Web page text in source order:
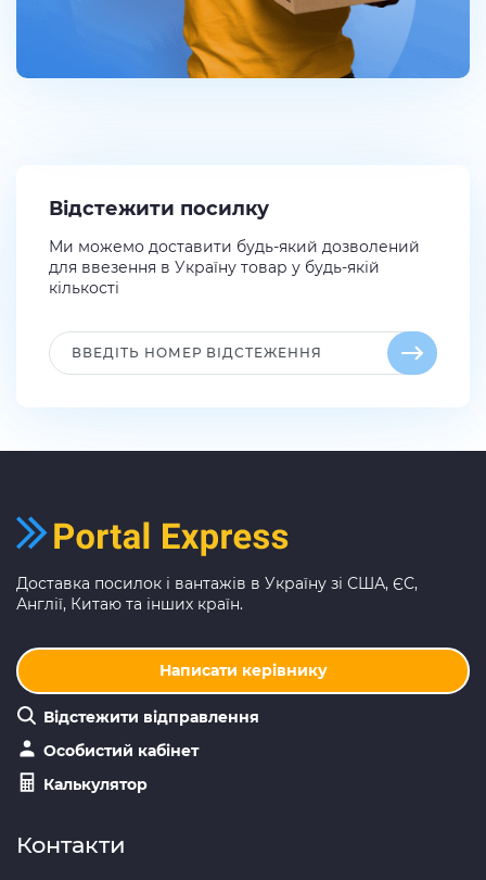
Відстежити посилку
Ми можемо доставити будь-який дозволений
для ввезення в Україну товар у будь-якій
кількості
Доставка посилок і вантажів в Україну зі США, ЄС,
Англії, Китаю та інших країн.
Написати керівнику
Відстежити відправлення
Особистий кабінет
Калькулятор
Контакти